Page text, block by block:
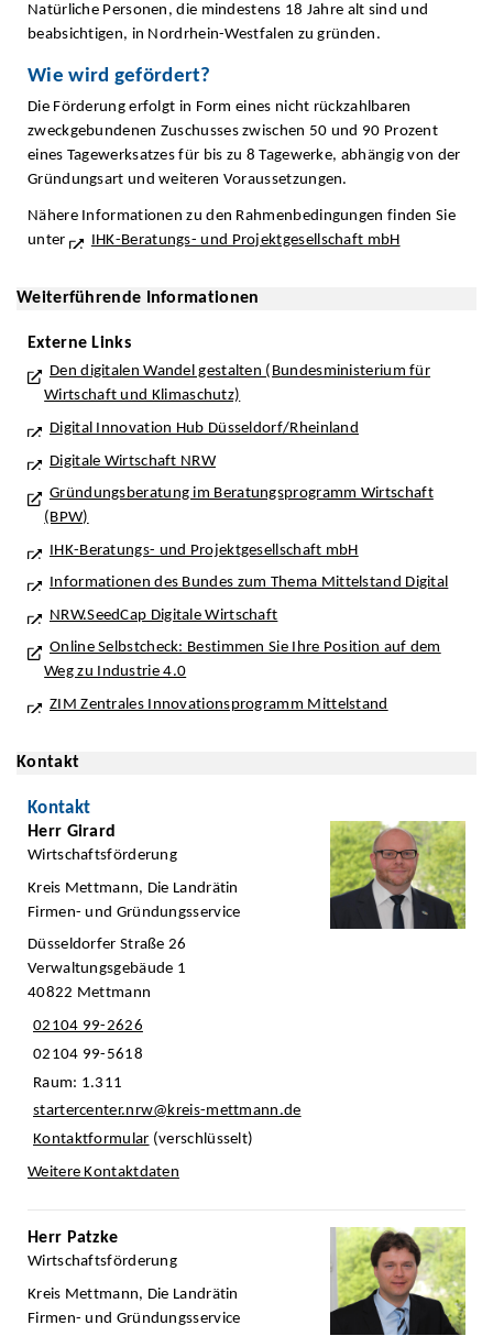
Natürliche Personen, die mindestens 18 Jahre alt sind und
beabsichtigen, in Nordrhein-Westfalen zu gründen.
Wie wird gefördert?
Die Förderung erfolgt in Form eines nicht rückzahlbaren
zweckgebundenen Zuschusses zwischen 50 und 90 Prozent
eines Tagewerksatzes für bis zu 8 Tagewerke, abhängig von der
Gründungsart und weiteren Voraussetzungen.
Nähere Informationen zu den Rahmenbedingungen finden Sie
unter
IHK-Beratungs- und Projektgesellschaft mbH
Weiterführende Informationen
Externe Links
Den digitalen Wandel gestalten (Bundesministerium für
Wirtschaft und Klimaschutz)
Digital Innovation Hub Düsseldorf/Rheinland
Digitale Wirtschaft NRW
Gründungsberatung im Beratungsprogramm Wirtschaft
(BPW)
IHK-Beratungs- und Projektgesellschaft mbH
Informationen des Bundes zum Thema Mittelstand Digital
NRW.SeedCap Digitale Wirtschaft
Online Selbstcheck: Bestimmen Sie Ihre Position auf dem
Weg zu Industrie 4.0
ZIM Zentrales Innovationsprogramm Mittelstand
Kontakt
Kontakt
Herr Girard
Wirtschaftsförderung
Kreis Mettmann, Die Landrätin
Firmen- und Gründungsservice
Düsseldorfer Straße 26
Verwaltungsgebäude 1
40822 Mettmann
02104 99-2626
02104 99-5618
Raum: 1.311
startercenter.nrw@kreis-mettmann.de
Kontaktformular (verschlüsselt)
Weitere Kontaktdaten
Herr Patzke
Wirtschaftsförderung
Kreis Mettmann, Die Landrätin
Firmen- und Gründungsservice